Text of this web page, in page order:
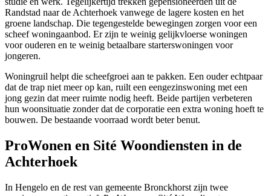
Randstad naar de Achterhoek vanwege de lagere kosten en het
groene landschap. Die tegengestelde bewegingen zorgen voor een
scheef woningaanbod. Er zijn te weinig gelijkvloerse woningen
voor ouderen en te weinig betaalbare starterswoningen voor
jongeren.
Woningruil helpt die scheefgroei aan te pakken. Een ouder echtpaar
dat de trap niet meer op kan, ruilt een eengezinswoning met een
jong gezin dat meer ruimte nodig heeft. Beide partijen verbeteren
hun woonsituatie zonder dat de corporatie een extra woning hoeft te
bouwen. De bestaande voorraad wordt beter benut.
ProWonen en Sité Woondiensten in de
Achterhoek
In Hengelo en de rest van gemeente Bronckhorst zijn twee